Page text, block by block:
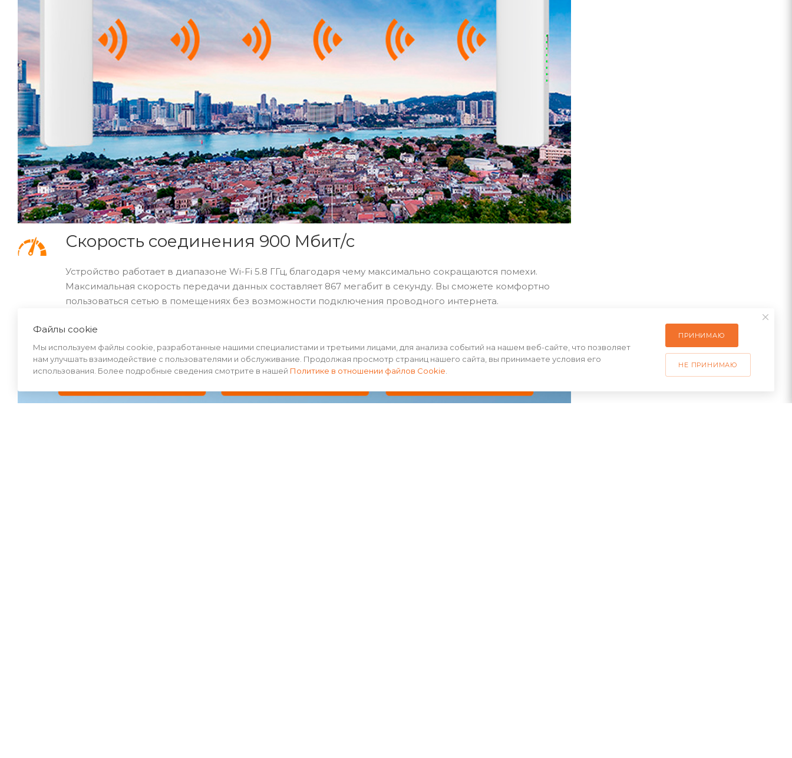
Скорость соединения 900 Мбит/с
Устройство работает в диапазоне Wi-Fi 5.8 ГГц, благодаря чему максимально сокращаются помехи.
Максимальная скорость передачи данных составляет 867 мегабит в секунду. Вы сможете комфортно
пользоваться сетью в помещениях без возможности подключения проводного интернета.
Файлы cookie
Мы используем файлы cookie, разработанные нашими специалистами и третьими лицами, для анализа событий на нашем веб-сайте, что позволяет
нам улучшать взаимодействие с пользователями и обслуживание. Продолжая просмотр страниц нашего сайта, вы принимаете условия его
использования. Более подробные сведения смотрите в нашей Политике в отношении файлов Cookie
ПРИНИМАЮ
НЕ ПРИНИМАЮ